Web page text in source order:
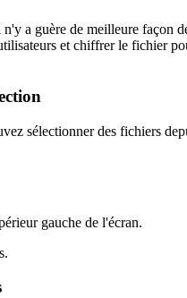
a guère de meilleure
et chiffrer le fichier
sélectionner des fichiers
gauche de l'écran.